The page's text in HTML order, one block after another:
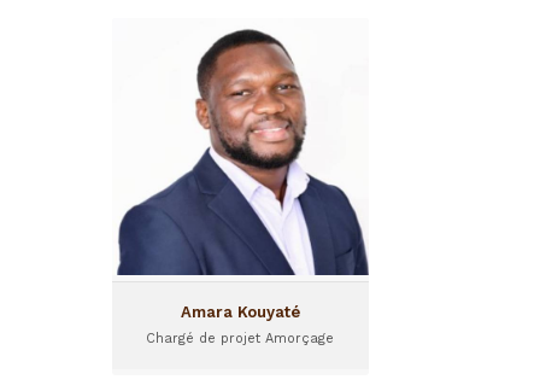
Amara Kouyaté
Chargé de projet Amorçage
Amara Kouyaté
Chargé de projet Amorçage
Amara Kouyaté est chargé
de projet Amorçage au sein
de Gola Capital. Il est basé
en Guinée.